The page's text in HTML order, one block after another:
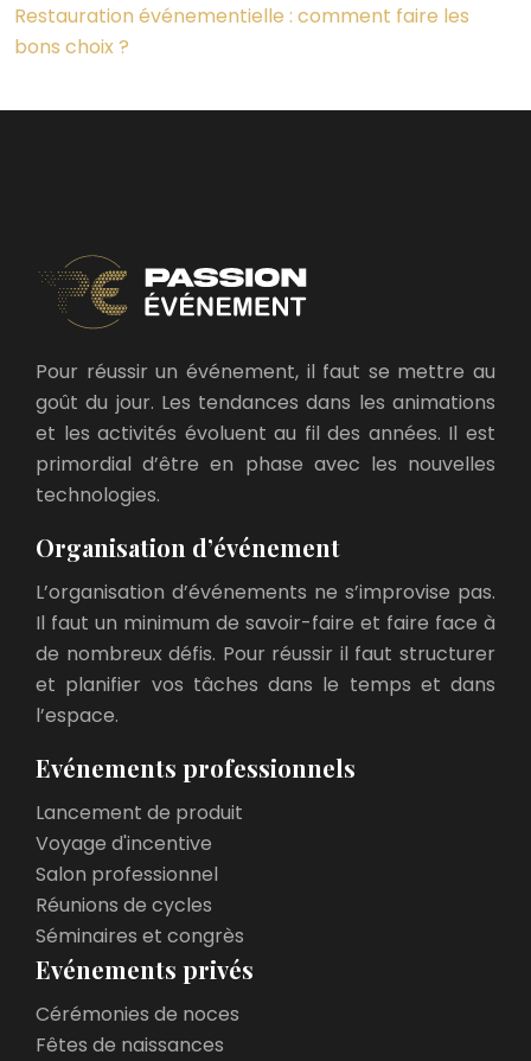
Restauration événementielle : comment faire les
bons choix ?
Pour réussir un événement, il faut se mettre au
goût du jour. Les tendances dans les animations
et les activités évoluent au fil des années. Il est
primordial d’être en phase avec les nouvelles
technologies.
Organisation d’événement
L’organisation d’événements ne s’improvise pas.
Il faut un minimum de savoir-faire et faire face à
de nombreux défis. Pour réussir il faut structurer
et planifier vos tâches dans le temps et dans
l’espace.
Evénements professionnels
Lancement de produit
Voyage d'incentive
Salon professionnel
Réunions de cycles
Séminaires et congrès
Evénements privés
Cérémonies de noces
Fêtes de naissances